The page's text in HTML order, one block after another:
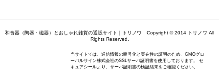
和食器（陶器・磁器）とおしゃれ雑貨の通販サイト｜トリノワ Copyright © 2014 トリノワ All
Rights Reserved.
当サイトでは、通信情報の暗号化と実在性の証明のため、GMOグロ
ーバルサイン株式会社のSSLサーバ証明書を使用しております。 セ
キュアシールより、サーバ証明書の検証結果をご確認ください。